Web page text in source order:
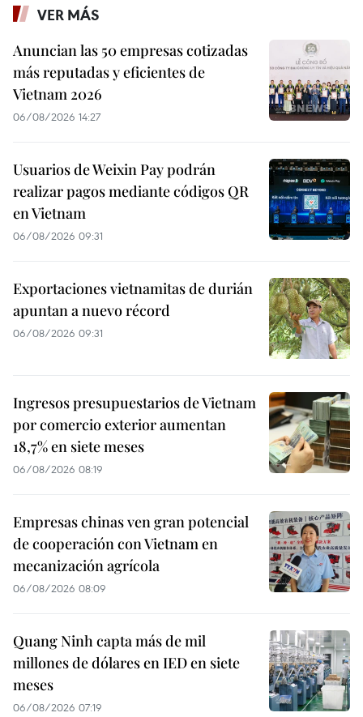
VER MÁS
Anuncian las 50 empresas cotizadas
más reputadas y eficientes de
Vietnam 2026
06/08/2026 14:27
Usuarios de Weixin Pay podrán
realizar pagos mediante códigos QR
en Vietnam
06/08/2026 09:31
Exportaciones vietnamitas de durián
apuntan a nuevo récord
06/08/2026 09:31
Ingresos presupuestarios de Vietnam
por comercio exterior aumentan
18,7% en siete meses
06/08/2026 08:19
Empresas chinas ven gran potencial
de cooperación con Vietnam en
mecanización agrícola
06/08/2026 08:09
Quang Ninh capta más de mil
millones de dólares en IED en siete
meses
06/08/2026 07:19